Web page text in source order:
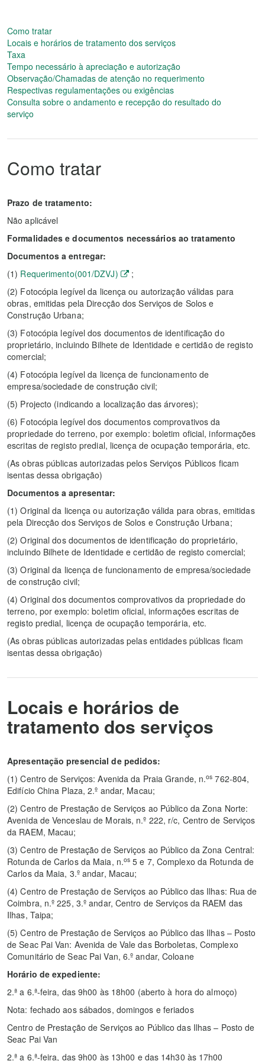
Como tratar
Locais e horários de tratamento dos serviços
Taxa
Tempo necessário à apreciação e autorização
Observação/Chamadas de atenção no requerimento
Respectivas regulamentações ou exigências
Consulta sobre o andamento e recepção do resultado do
serviço
Como tratar
Prazo de tratamento:
Não aplicável
Formalidades e documentos necessários ao tratamento
Documentos a entregar:
(1) Requerimento(001/DZVJ)
;
(2) Fotocópia legível da licença ou autorização válidas para
obras, emitidas pela Direcção dos Serviços de Solos e
Construção Urbana;
(3) Fotocópia legível dos documentos de identificação do
proprietário, incluindo Bilhete de Identidade e certidão de registo
comercial;
(4) Fotocópia legível da licença de funcionamento de
empresa/sociedade de construção civil;
(5) Projecto (indicando a localização das árvores);
(6) Fotocópia legível dos documentos comprovativos da
propriedade do terreno, por exemplo: boletim oficial, informações
escritas de registo predial, licença de ocupação temporária, etc.
(As obras públicas autorizadas pelos Serviços Públicos ficam
isentas dessa obrigação)
Documentos a apresentar:
(1) Original da licença ou autorização válida para obras, emitidas
pela Direcção dos Serviços de Solos e Construção Urbana;
(2) Original dos documentos de identificação do proprietário,
incluindo Bilhete de Identidade e certidão de registo comercial;
(3) Original da licença de funcionamento de empresa/sociedade
de construção civil;
(4) Original dos documentos comprovativos da propriedade do
terreno, por exemplo: boletim oficial, informações escritas de
registo predial, licença de ocupação temporária, etc.
(As obras públicas autorizadas pelas entidades públicas ficam
isentas dessa obrigação)
Locais e horários de
tratamento dos serviços
Apresentação presencial de pedidos:
(1) Centro de Serviços: Avenida da Praia Grande, n.os 762-804,
Edifício China Plaza, 2.º andar, Macau;
(2) Centro de Prestação de Serviços ao Público da Zona Norte:
Avenida de Venceslau de Morais, n.º 222, r/c, Centro de Serviços
da RAEM, Macau;
(3) Centro de Prestação de Serviços ao Público da Zona Central:
Rotunda de Carlos da Maia, n.os 5 e 7, Complexo da Rotunda de
Carlos da Maia, 3.º andar, Macau;
(4) Centro de Prestação de Serviços ao Público das Ilhas: Rua de
Coimbra, n.º 225, 3.º andar, Centro de Serviços da RAEM das
Ilhas, Taipa;
(5) Centro de Prestação de Serviços ao Público das Ilhas – Posto
de Seac Pai Van: Avenida de Vale das Borboletas, Complexo
Comunitário de Seac Pai Van, 6.º andar, Coloane
Horário de expediente:
2.ª a 6.ª-feira, das 9h00 às 18h00 (aberto à hora do almoço)
Nota: fechado aos sábados, domingos e feriados
Centro de Prestação de Serviços ao Público das Ilhas – Posto de
Seac Pai Van
2.ª a 6.ª-feira, das 9h00 às 13h00 e das 14h30 às 17h00